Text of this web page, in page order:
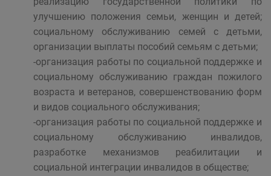
улучшению положения семьи, женщин и детей;
социальному обслуживанию семей с детьми,
организации выплаты пособий семьям с детьми;
-организация работы по социальной поддержке и
социальному обслуживанию граждан пожилого
возраста и ветеранов, совершенствованию форм
и видов социального обслуживания;
-организация работы по социальной поддержке и
социальному обслуживанию инвалидов,
разработке механизмов реабилитации и
социальной интеграции инвалидов в обществе;